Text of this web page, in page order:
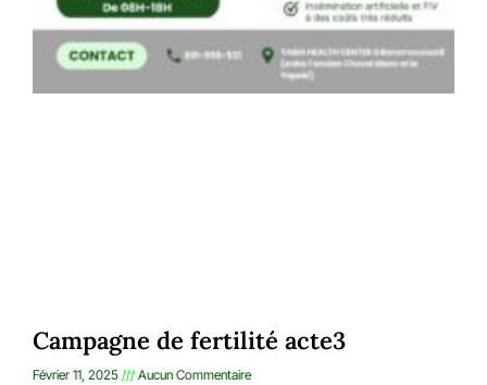
Campagne de fertilité acte3
Février 11, 2025 Aucun Commentaire